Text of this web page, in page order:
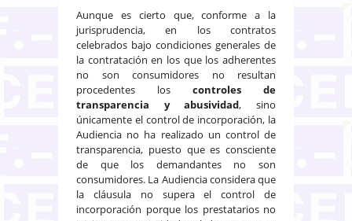
Aunque es cierto que, conforme a la
jurisprudencia, en los contratos
celebrados bajo condiciones generales de
la contratación en los que los adherentes
no son consumidores no resultan
procedentes los controles de
transparencia y abusividad, sino
únicamente el control de incorporación, la
Audiencia no ha realizado un control de
transparencia, puesto que es consciente
de que los demandantes no son
consumidores. La Audiencia considera que
la cláusula no supera el control de
incorporación porque los prestatarios no